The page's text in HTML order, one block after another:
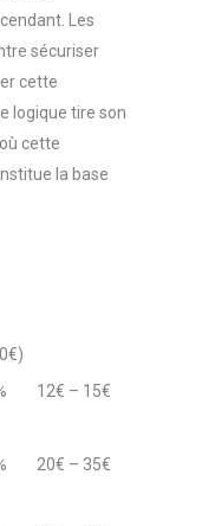
Les
sécuriser
cette
logique tire son
où cette
la base
12€ – 15€
20€ – 35€